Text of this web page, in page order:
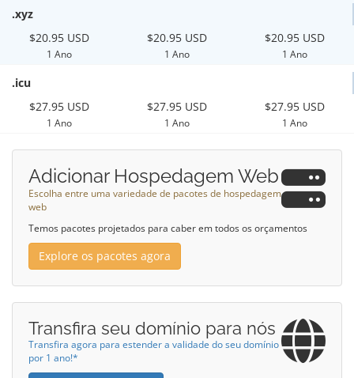
.xyz
$20.95 USD
1 Ano
$20.95 USD
1 Ano
$20.95 USD
1 Ano
.icu
$27.95 USD
1 Ano
$27.95 USD
1 Ano
$27.95 USD
1 Ano
Adicionar Hospedagem Web
Escolha entre uma variedade de pacotes de hospedagem
web
Temos pacotes projetados para caber em todos os orçamentos
Explore os pacotes agora
Transfira seu domínio para nós
Transfira agora para estender a validade do seu domínio
por 1 ano!*